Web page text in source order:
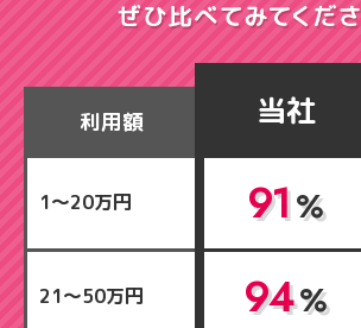
利用額 当社
1～20万円 91%
21～50万円 94%